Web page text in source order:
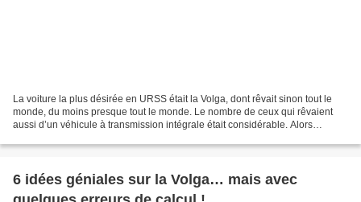
La voiture la plus désirée en URSS était la Volga, dont rêvait sinon tout le
monde, du moins presque tout le monde. Le nombre de ceux qui rêvaient
aussi d’un véhicule à transmission intégrale était considérable. Alors
6 idées géniales sur la Volga… mais avec